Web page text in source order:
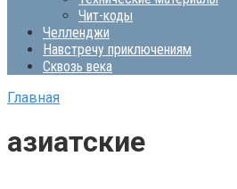
Чит-коды
Челленджи
Навстречу приключениям
Сквозь века
Главная
азиатские